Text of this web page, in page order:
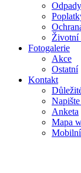
Odpady
Životní
Fotogalerie
Akce
Ostatní
Kontakt
Anketa
Mapa